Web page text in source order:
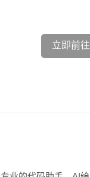
立即前往